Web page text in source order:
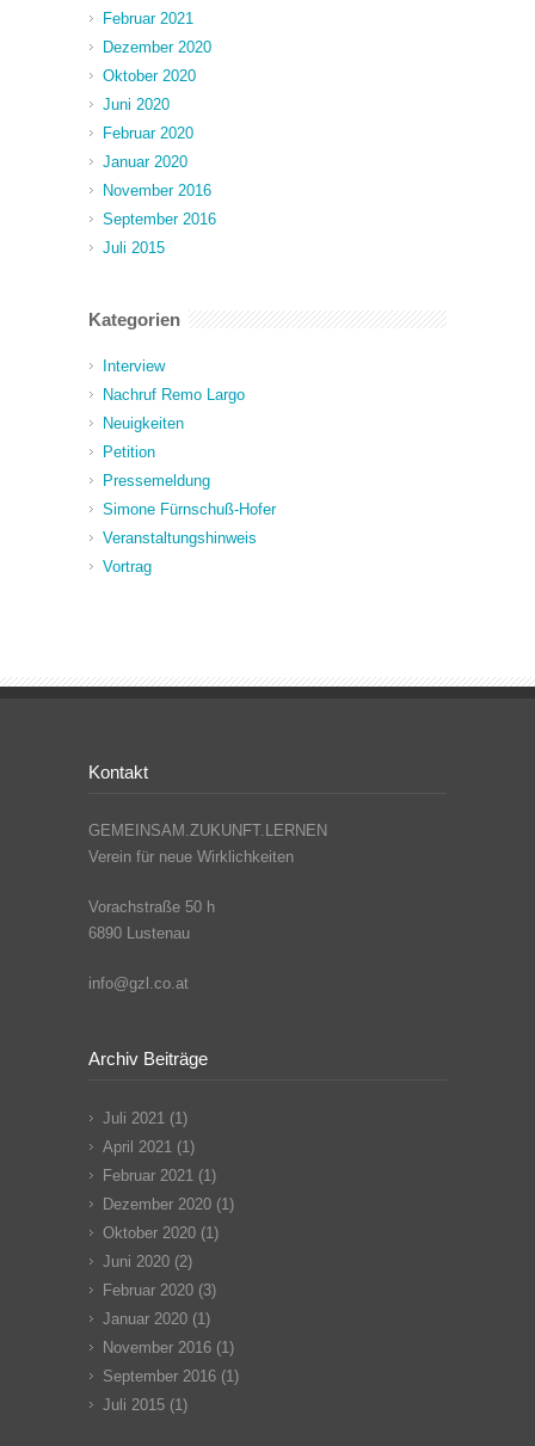
Februar 2021
Dezember 2020
Oktober 2020
Juni 2020
Februar 2020
Januar 2020
November 2016
September 2016
Juli 2015
Kategorien
Interview
Nachruf Remo Largo
Neuigkeiten
Petition
Pressemeldung
Simone Fürnschuß-Hofer
Veranstaltungshinweis
Vortrag
Kontakt
GEMEINSAM.ZUKUNFT.LERNEN
Verein für neue Wirklichkeiten
Vorachstraße 50 h
6890 Lustenau
info@gzl.co.at
Archiv Beiträge
Juli 2021 (1)
April 2021 (1)
Februar 2021 (1)
Dezember 2020 (1)
Oktober 2020 (1)
Juni 2020 (2)
Februar 2020 (3)
Januar 2020 (1)
November 2016 (1)
September 2016 (1)
Juli 2015 (1)